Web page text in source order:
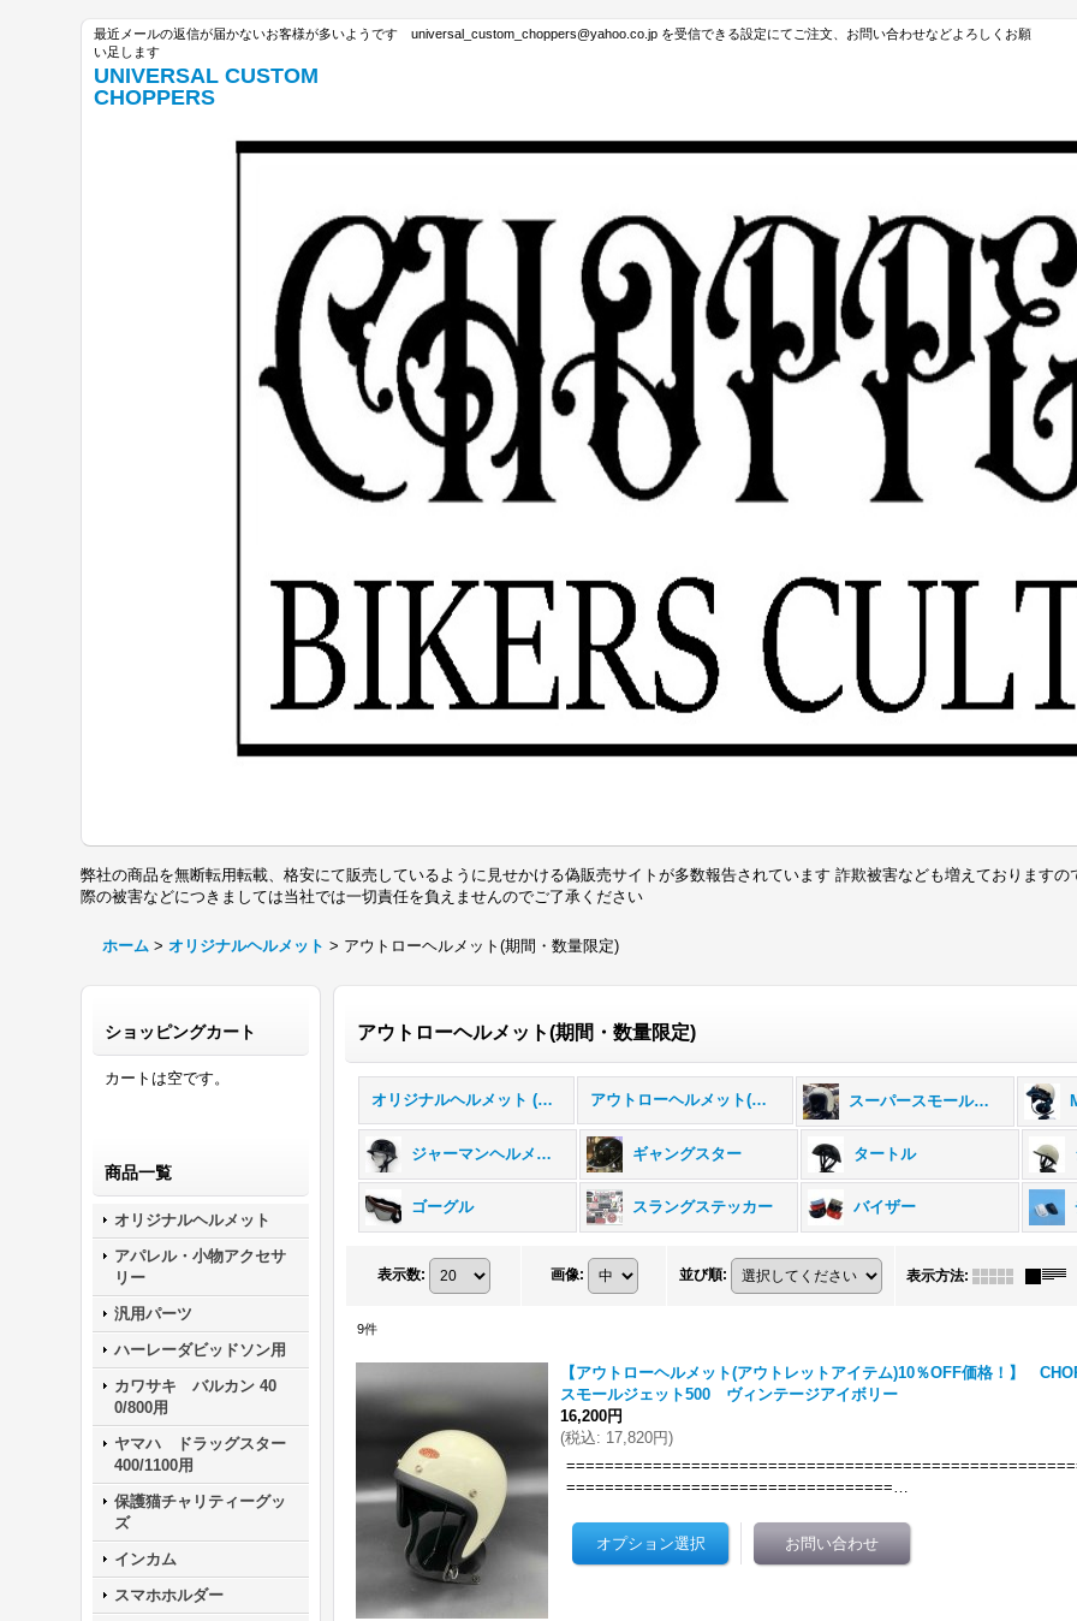
最近メールの返信が届かないお客様が多いようです universal_custom_choppers@yahoo.co.jp を受信できる設定にてご注文、お問い合わせなどよろしくお願
い足します
UNIVERSAL CUSTOM
CHOPPERS
弊社の商品を無断転用転載、格安にて販売しているように見せかける偽販売サイトが多数報告されています 詐欺被害なども増えております
際の被害などにつきましては当社では一切責任を負えませんのでご了承ください
ホーム > オリジナルヘルメット > アウトローヘルメット(期間・数量限定)
ショッピングカート
カートは空です。
商品一覧
オリジナルヘルメット
アパレル・小物アクセサ
リー
汎用パーツ
ハーレーダビッドソン用
カワサキ バルカン 40
0/800用
ヤマハ ドラッグスター
400/1100用
保護猫チャリティーグッ
ズ
インカム
スマホホルダー
アウトローヘルメット(期間・数量限定)
オリジナルヘルメット (全商品) アウトローヘルメット(期間・数量限定) スーパースモールジェット500
ジャーマンヘルメット ギャングスター タートル
ゴーグル スラングステッカー バイザー
表示数: 画像: 並び順: 表示方法:
9件
【アウトローヘルメット(アウトレットアイテム)10％OFF価格！】
スモールジェット500 ヴィンテージアイボリー
16,200円
(税込: 17,820円)
==================================…